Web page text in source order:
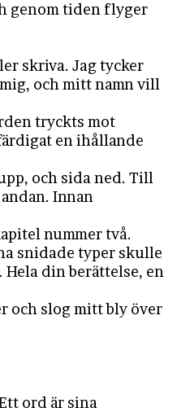
genom tiden flyger
skriva. Jag tycker
och mitt namn vill
tryckts mot
en ihållande
och sida ned. Till
Innan
nummer två.
snidade typer skulle
din berättelse, en
och slog mitt bly över
ord är sina